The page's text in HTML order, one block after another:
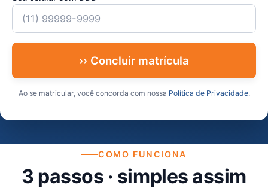
›› Concluir matrícula
Ao se matricular, você concorda com nossa Política de Privacidade.
COMO FUNCIONA
3 passos · simples assim